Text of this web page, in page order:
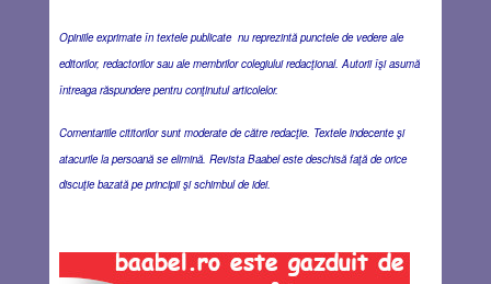
Opiniile exprimate în textele publicate nu reprezintă punctele de vedere ale
editorilor, redactorilor sau ale membrilor colegiului redacţional. Autorii îşi asumă
întreaga răspundere pentru conţinutul articolelor.
Comentariile cititorilor sunt moderate de către redacţie. Textele indecente şi
atacurile la persoană se elimină. Revista Baabel este deschisă faţă de orice
discuţie bazată pe principii şi schimbul de idei.